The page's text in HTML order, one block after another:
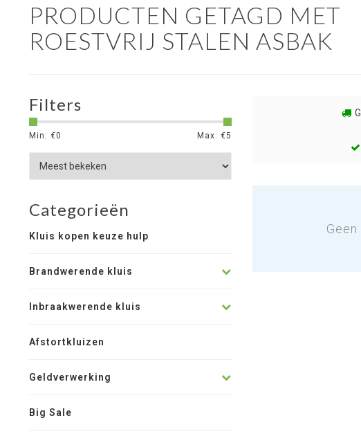
PRODUCTEN GETAGD MET
ROESTVRIJ STALEN ASBAK
Filters
Min: €0 Max: €5
Categorieën
Kluis kopen keuze hulp
Brandwerende kluis
Inbraakwerende kluis
Afstortkluizen
Geldverwerking
Big Sale